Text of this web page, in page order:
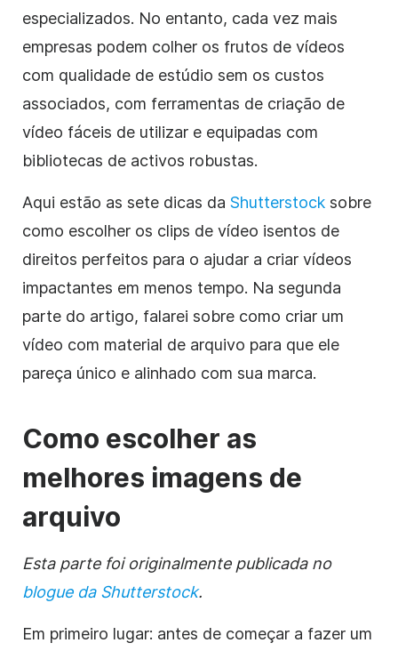
especializados. No entanto, cada vez mais
empresas podem colher os frutos de vídeos
com qualidade de estúdio sem os custos
associados, com ferramentas de criação de
vídeo fáceis de utilizar e equipadas com
bibliotecas de activos robustas.
Aqui estão as sete dicas da Shutterstock sobre
como escolher os clips de vídeo isentos de
direitos perfeitos para o ajudar a criar vídeos
impactantes em menos tempo. Na segunda
parte do artigo, falarei sobre como criar um
vídeo com material de arquivo para que ele
pareça único e alinhado com sua marca.
Como escolher as
melhores imagens de
arquivo
Esta parte foi originalmente publicada no
blogue da Shutterstock.
Em primeiro lugar: antes de começar a fazer um